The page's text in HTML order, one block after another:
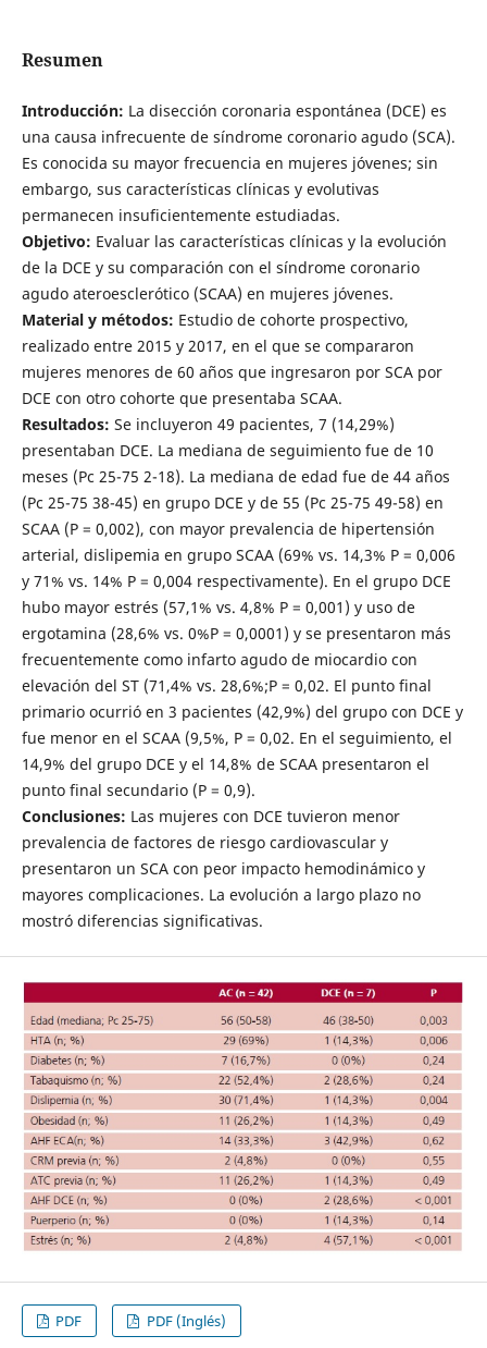
Resumen
Introducción: La disección coronaria espontánea (DCE) es
una causa infrecuente de síndrome coronario agudo (SCA).
Es conocida su mayor frecuencia en mujeres jóvenes; sin
embargo, sus características clínicas y evolutivas
permanecen insuficientemente estudiadas.
Objetivo: Evaluar las características clínicas y la evolución
de la DCE y su comparación con el síndrome coronario
agudo ateroesclerótico (SCAA) en mujeres jóvenes.
Material y métodos: Estudio de cohorte prospectivo,
realizado entre 2015 y 2017, en el que se compararon
mujeres menores de 60 años que ingresaron por SCA por
DCE con otro cohorte que presentaba SCAA.
Resultados: Se incluyeron 49 pacientes, 7 (14,29%)
presentaban DCE. La mediana de seguimiento fue de 10
meses (Pc 25-75 2-18). La mediana de edad fue de 44 años
(Pc 25-75 38-45) en grupo DCE y de 55 (Pc 25-75 49-58) en
SCAA (P = 0,002), con mayor prevalencia de hipertensión
arterial, dislipemia en grupo SCAA (69% vs. 14,3% P = 0,006
y 71% vs. 14% P = 0,004 respectivamente). En el grupo DCE
hubo mayor estrés (57,1% vs. 4,8% P = 0,001) y uso de
ergotamina (28,6% vs. 0%P = 0,0001) y se presentaron más
frecuentemente como infarto agudo de miocardio con
elevación del ST (71,4% vs. 28,6%;P = 0,02. El punto final
primario ocurrió en 3 pacientes (42,9%) del grupo con DCE y
fue menor en el SCAA (9,5%, P = 0,02. En el seguimiento, el
14,9% del grupo DCE y el 14,8% de SCAA presentaron el
punto final secundario (P = 0,9).
Conclusiones: Las mujeres con DCE tuvieron menor
prevalencia de factores de riesgo cardiovascular y
presentaron un SCA con peor impacto hemodinámico y
mayores complicaciones. La evolución a largo plazo no
mostró diferencias significativas.
PDF PDF (Inglés)